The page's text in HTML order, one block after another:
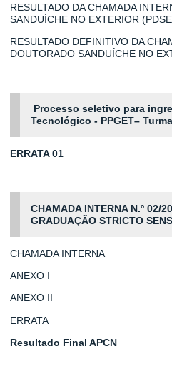
RESULTADO DA CHAMADA
SANDUÍCHE NO EXTERIOR
RESULTADO DEFINITIVO DA
DOUTORADO SANDUÍCHE NO
Processo seletivo para
Tecnológico - PPGET–
ERRATA 01
CHAMADA INTERNA N.º 02/
GRADUAÇÃO STRICTO
CHAMADA INTERNA
ANEXO I
ANEXO II
ERRATA
Resultado Final APCN